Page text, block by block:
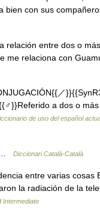
bien con sus
entre dos o
me relaciona con
／
a dos o
de uso del español
… Diccionari Català-Català
entre varias cosas
la radiación de la
Intermediate